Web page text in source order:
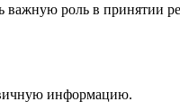
важную роль в принятии
информацию.